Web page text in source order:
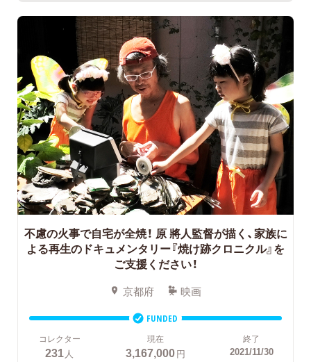
不慮の火事で自宅が全焼！ 原 將人監督が描く、家族に
よる再生のドキュメンタリー『焼け跡クロニクル』を
ご支援ください！
京都府 映画
FUNDED
コレクター
231人
現在
3,167,000円
終了
2021/11/30